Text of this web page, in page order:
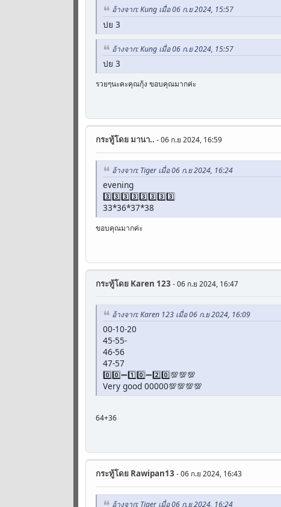
อ้างจาก: Kung เมื่อ 06 ก.ย 2024, 15:57
ปย 3
อ้างจาก: Kung เมื่อ 06 ก.ย 2024, 15:57
ปย 3
รวยๆนะคะคุณกุ้ง ขอบคุณมากค่ะ
กระทู้โดย มานา.. - 06 ก.ย 2024, 16:59
อ้างจาก: Tiger เมื่อ 06 ก.ย 2024, 16:24
evening
3️⃣3️⃣3️⃣3️⃣3️⃣3️⃣3️⃣3️⃣
33*36*37*38
ขอบคุณมากค่ะ
กระทู้โดย Karen 123 - 06 ก.ย 2024, 16:47
อ้างจาก: Karen 123 เมื่อ 06 ก.ย 2024, 16:09
00-10-20
45-55-
46-56
47-57
0️⃣0️⃣➖1️⃣0️⃣➖2️⃣0️⃣💯💯💯
Very good 00000💯💯💯💯
64+36
กระทู้โดย Rawipan13 - 06 ก.ย 2024, 16:43
อ้างจาก: Tiger เมื่อ 06 ก.ย 2024, 16:24